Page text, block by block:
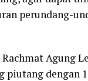
perundang-
Agung
dengan